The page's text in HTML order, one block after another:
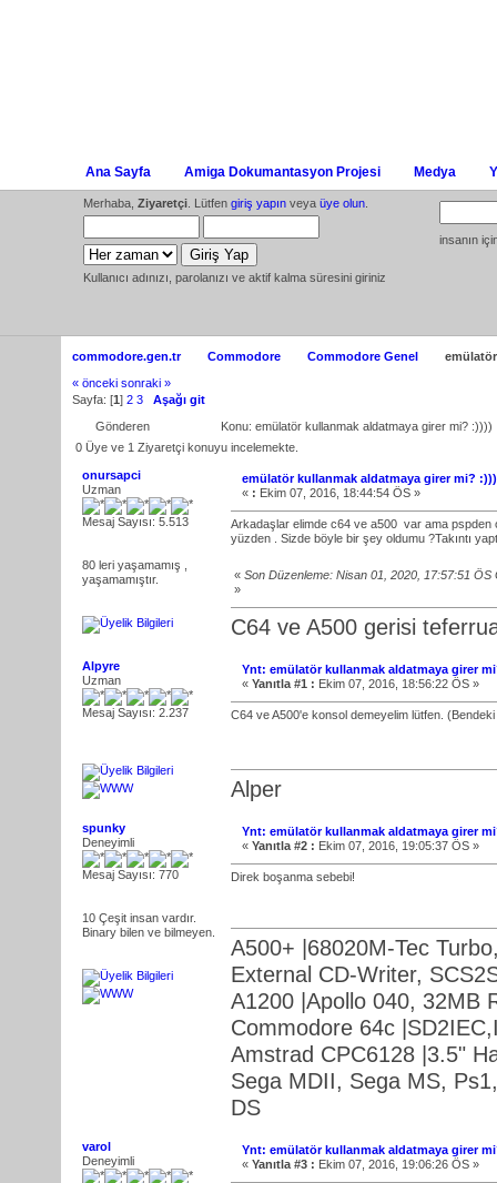
Ana Sayfa Amiga Dokumantasyon Projesi Medya
Merhaba, Ziyaretçi . Lütfen giriş yapın veya üye olun
Kullanıcı adınızı, parolanızı ve aktif kalma süresini giriniz
insanın
commodore.gen.tr Commodore Commodore Genel
« önceki sonraki »
Sayfa: [1] 2 3
Aşağı git
Gönderen
Konu: emülatör kullanmak aldatmaya girer mi?
0 Üye ve 1 Ziyaretçi konuyu incelemekte.
onursapci
Uzman
Mesaj Sayısı: 5.513
80 leri yaşamamış ,
yaşamamıştır.
emülatör kullanmak aldatmaya girer mi?
« : Ekim 07, 2016, 18:44:54 ÖS »
Arkadaşlar elimde c64 ve a500 var ama pspden
yüzden . Sizde böyle bir şey oldumu ?Takıntı
« Son Düzenleme: Nisan 01, 2020, 17:57:51
»
C64 ve A500 gerisi
Alpyre
Uzman
Mesaj Sayısı: 2.237
Ynt: emülatör kullanmak aldatmaya girer
« Yanıtla #1 : Ekim 07, 2016, 18:56:22 ÖS »
C64 ve A500'e konsol demeyelim lütfen.
Alper
spunky
Deneyimli
Mesaj Sayısı: 770
10 Çeşit insan vardır.
Binary bilen ve bilmeyen.
Ynt: emülatör kullanmak aldatmaya girer
« Yanıtla #2 : Ekim 07, 2016, 19:05:37 ÖS »
Direk boşanma sebebi!
A500+ |68020M-Tec
External CD-Writer,
A1200 |Apollo 040, 32MB
Commodore 64c
Amstrad CPC6128 |3.5"
Sega MDII, Sega MS,
DS
varol
Deneyimli
Ynt: emülatör kullanmak aldatmaya girer
« Yanıtla #3 : Ekim 07, 2016, 19:06:26 ÖS »